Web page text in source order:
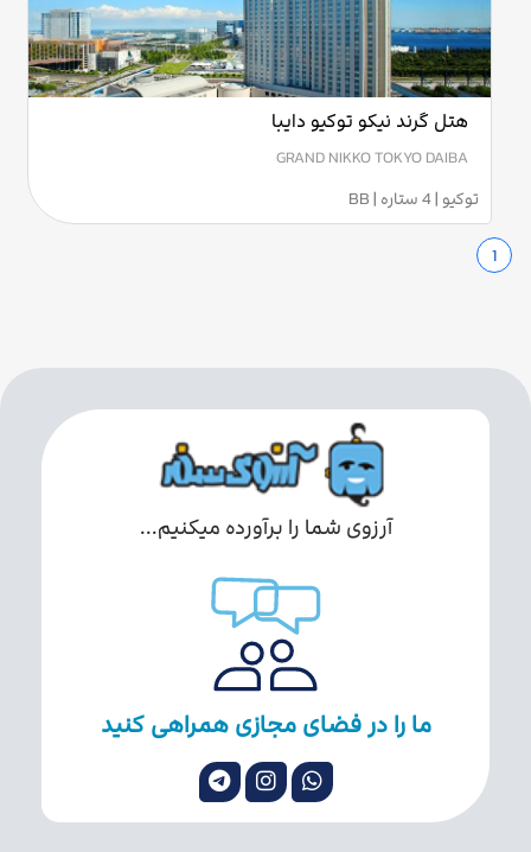
هتل گرند نیکو توکیو دایبا
GRAND NIKKO TOKYO DAIBA
توکیو | 4 ستاره | BB
1
آرزوی شما را برآورده میکنیم...
ما را در فضای مجازی همراهی کنید